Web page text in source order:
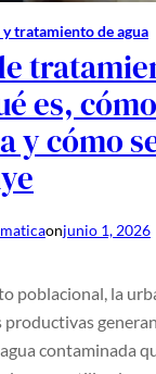
tratamiento de agua
es, cómo
y cómo
onjunio 1, 2026
poblacional, la
productivas
contaminada